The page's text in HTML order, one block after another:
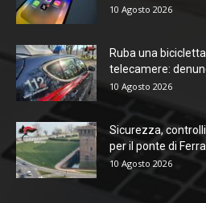
10 Agosto 2026
Ruba una
telecamere:
10 Agosto 2026
Sicurezza,
per il ponte di
10 Agosto 2026